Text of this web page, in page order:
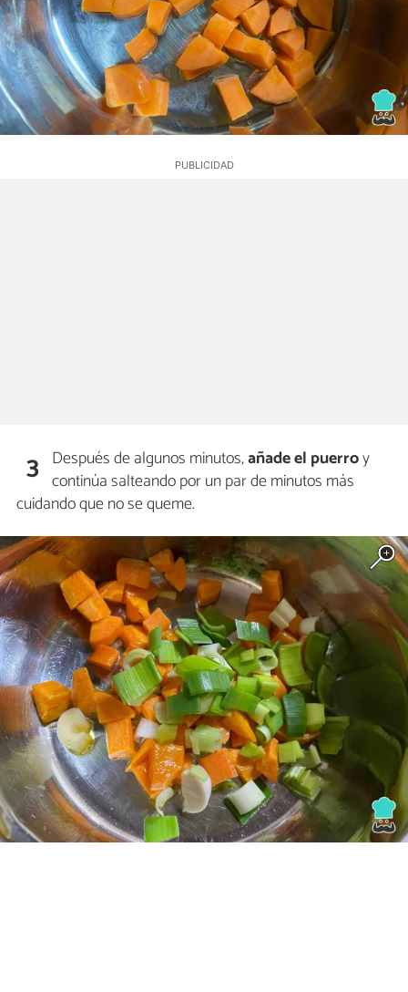
3 Después de algunos minutos,añade el puerroy
continúa salteando por un par de minutos más
cuidando que no se queme.